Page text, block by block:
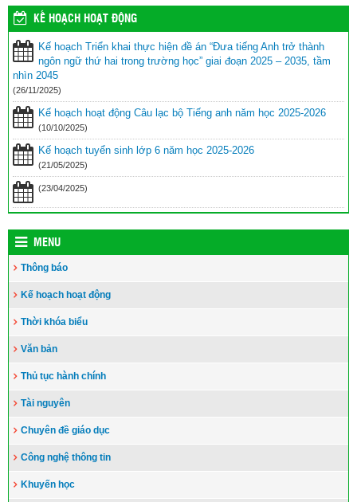
vụ trọng tâm năm học 2023-2024(30/08/2023)
Trao 20 suất quà cho học sinh có hoàn cảnh khó khăn trước thềm
năm học mới (25/08/2023)
Toà án nhân dân tỉnh Kiên Giang tặng Quỹ khuyến học huyện Vĩnh
Thuận trước thềm năm học 2023-2024
Đẩy nhanh tiến độ thi công “Công trình xây nhà khuyến học năm
2023” tặng học sinh nghèo vượt khó học giỏi hiện chưa có nhà
ở(10/08/2023)
KẾ HOẠCH HOẠT ĐỘNG
Kế hoạch Triển khai thực hiện đề án “Đưa tiếng Anh trở thành
ngôn ngữ thứ hai trong trường học” giai đoạn 2025 – 2035, tầm
nhìn 2045
(26/11/2025)
Kế hoạch hoạt động Câu lạc bộ Tiếng anh năm học 2025-2026
(10/10/2025)
Kế hoạch tuyển sinh lớp 6 năm học 2025-2026
(21/05/2025)
(23/04/2025)
MENU
Thông báo
Kế hoạch hoạt động
Thời khóa biểu
Văn bản
Thủ tục hành chính
Tài nguyên
Chuyên đề giáo dục
Công nghệ thông tin
Khuyến học